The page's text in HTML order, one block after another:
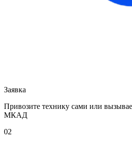
Заявка
Привозите технику сами или
МКАД
02